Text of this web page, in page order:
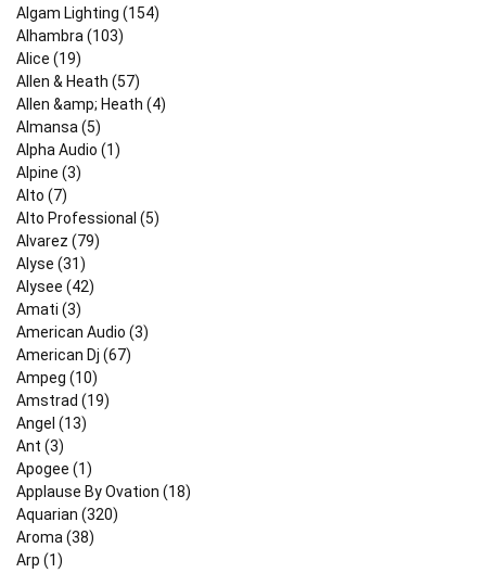
Algam Lighting (154)
Alhambra (103)
Alice (19)
Allen & Heath (57)
Allen &amp; Heath (4)
Almansa (5)
Alpha Audio (1)
Alpine (3)
Alto (7)
Alto Professional (5)
Alvarez (79)
Alyse (31)
Alysee (42)
Amati (3)
American Audio (3)
American Dj (67)
Ampeg (10)
Amstrad (19)
Angel (13)
Ant (3)
Apogee (1)
Applause By Ovation (18)
Aquarian (320)
Aroma (38)
Arp (1)